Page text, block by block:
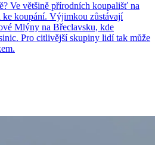
Ve většině přírodních koupališť na
koupání. Výjimkou zůstávají
Mlýny na Břeclavsku, kde
Pro citlivější skupiny lidí tak může